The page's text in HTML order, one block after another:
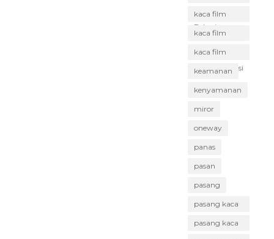
gedung
Bekasi
kaca film
mobil Bekasi
kaca film
rumah Bekasi
kaca film
terbaik Bekasi
keamanan
kenyamanan
miror
oneway
panas
pasan
pasang
pasang kaca
film Bekasi
pasang kaca